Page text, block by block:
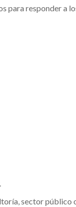
para responder a
sector público